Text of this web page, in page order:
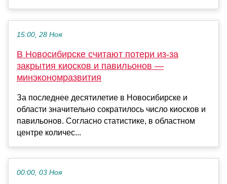
15:00, 28 Ноя
В Новосибирске считают потери из-за
закрытия киосков и павильонов —
минэкономразвития
За последнее десятилетие в Новосибирске и
области значительно сократилось число киосков и
павильонов. Согласно статистике, в областном
центре количес...
00:00, 03 Ноя